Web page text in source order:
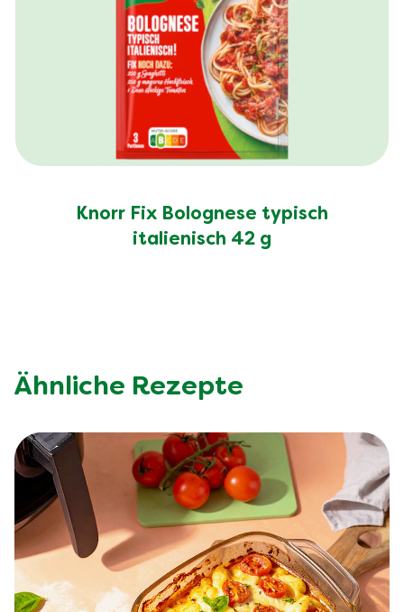
Knorr Fix Bolognese typisch
italienisch 42 g
Ähnliche Rezepte